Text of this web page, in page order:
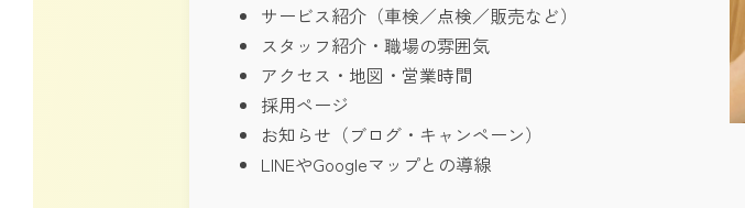
サービス紹介（車検／点検／販売など）
スタッフ紹介・職場の雰囲気
アクセス・地図・営業時間
採用ページ
お知らせ（ブログ・キャンペーン）
LINEやGoogleマップとの導線